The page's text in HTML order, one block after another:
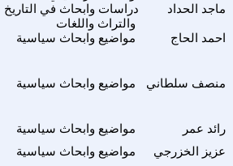
دراسات وابحاث في التاريخ
والتراث واللغات
ماجد الحداد
مواضيع وابحاث سياسية احمد الحاج
مواضيع وابحاث سياسية منصف سلطاني
مواضيع وابحاث سياسية رائد عمر
مواضيع وابحاث سياسية
عزيز الخزرجي